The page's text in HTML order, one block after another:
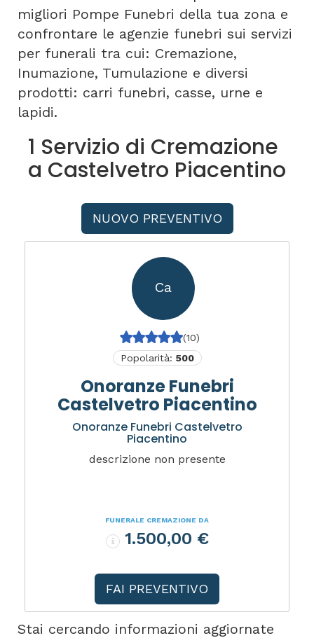
migliori Pompe Funebri della tua zona e
confrontare le agenzie funebri sui servizi
per funerali tra cui: Cremazione,
Inumazione, Tumulazione e diversi
prodotti: carri funebri, casse, urne e
lapidi.
1 Servizio di Cremazione
a Castelvetro Piacentino
NUOVO PREVENTIVO
Ca
(10)
Popolarità: 500
Onoranze Funebri
Castelvetro Piacentino
Onoranze Funebri Castelvetro
Piacentino
descrizione non presente
FUNERALE CREMAZIONE DA
1.500,00 €
FAI PREVENTIVO
Stai cercando informazioni aggiornate